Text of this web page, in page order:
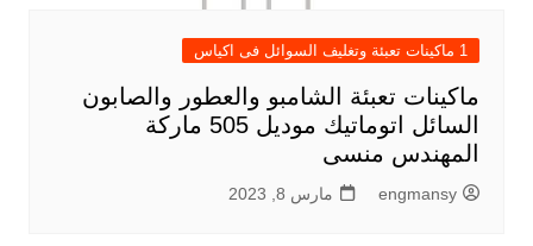
1 ماكينات تعبئة وتغليف السوائل فى اكياس
ماكينات تعبئة الشامبو والعطور والصابون
السائل اتوماتيك موديل 505 ماركة
المهندس منسى
engmansy مارس 8, 2023